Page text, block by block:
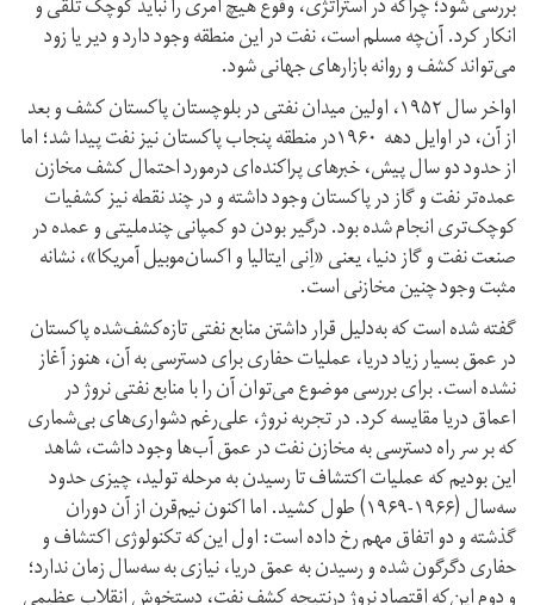
بررسی شود؛ چراکه در استراتژی، وقوع هیچ امری را نباید کوچک تلقی و
انکار کرد. آن‌چه مسلم است، نفت در این منطقه وجود دارد و دیر یا زود
می‌تواند کشف و روانه بازارهای جهانی شود.
اواخر سال ۱۹۵۲، اولین میدان نفتی در بلوچستان پاکستان کشف و بعد
از آن، در اوایل دهه ۱۹۶۰در منطقه پنجاب پاکستان نیز نفت پیدا شد؛ اما
از حدود دو سال پیش، خبرهای پراکنده‌ای درمورد احتمال کشف مخازن
عمده‌تر نفت و گاز در پاکستان وجود داشته و در چند نقطه نیز کشفیات
کوچک‌تری انجام شده بود. درگیر بودن دو کمپانی چندملیتی و عمده در
صنعت نفت و گاز دنیا، یعنی «اِنی ایتالیا و اکسان‌موبیل آمریکا»، نشانه
مثبت وجود چنین مخازنی است.
گفته شده است که به‌دلیل قرار داشتن منابع نفتی تازه‌کشف‌شده پاکستان
در عمق بسیار زیاد دریا، عملیات حفاری برای دسترسی به آن، هنوز آغاز
نشده است. برای بررسی موضوع می‌توان آن را با منابع نفتی نروژ در
اعماق دریا مقایسه کرد. در تجربه نروژ، علی‌رغم دشواری‌های بی‌شماری
که بر سر راه دسترسی به مخازن نفت در عمق آب‌ها وجود داشت، شاهد
این بودیم که عملیات اکتشاف تا رسیدن به مرحله تولید، چیزی حدود
سه‌سال (۱۹۶۶-۱۹۶۹) طول کشید. اما اکنون نیم‌قرن از آن دوران
گذشته و دو اتفاق مهم رخ داده است: اول این‌که تکنولوژی اکتشاف و
حفاری دگرگون شده و رسیدن به عمق دریا، نیازی به سه‌سال زمان ندارد؛